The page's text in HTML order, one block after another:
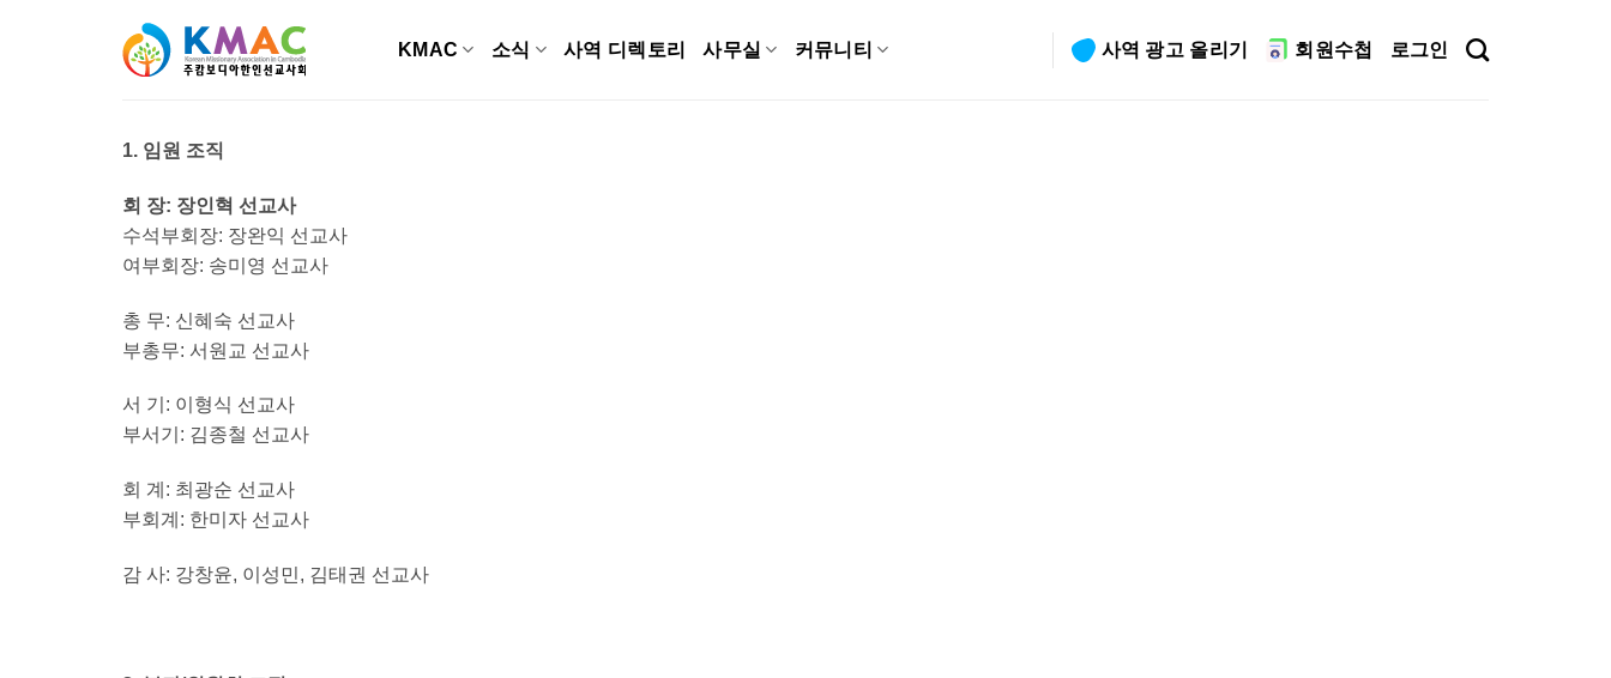
KMAC 소식 사역 디렉토리 사무실 커뮤니티 사역 광고 올리기 회원수첩 로그인
1. 임원 조직
회 장: 장인혁 선교사
수석부회장: 장완익 선교사
여부회장: 송미영 선교사
총 무: 신혜숙 선교사
부총무: 서원교 선교사
서 기: 이형식 선교사
부서기: 김종철 선교사
회 계: 최광순 선교사
부회계: 한미자 선교사
감 사: 강창윤, 이성민, 김태권 선교사